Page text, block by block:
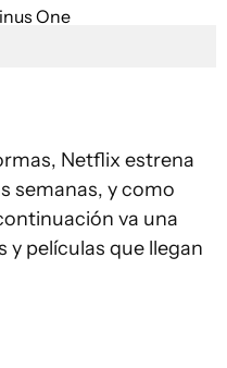
Netflix estrena
semanas, y como
va una
y películas que llegan